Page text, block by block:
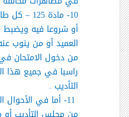
10- مادة
أو شروعا فيه
العميد أو من ينوب
من دخول الامتحان في
راسبا في جميع هذا
التأديب .
11- أما في الأحوال